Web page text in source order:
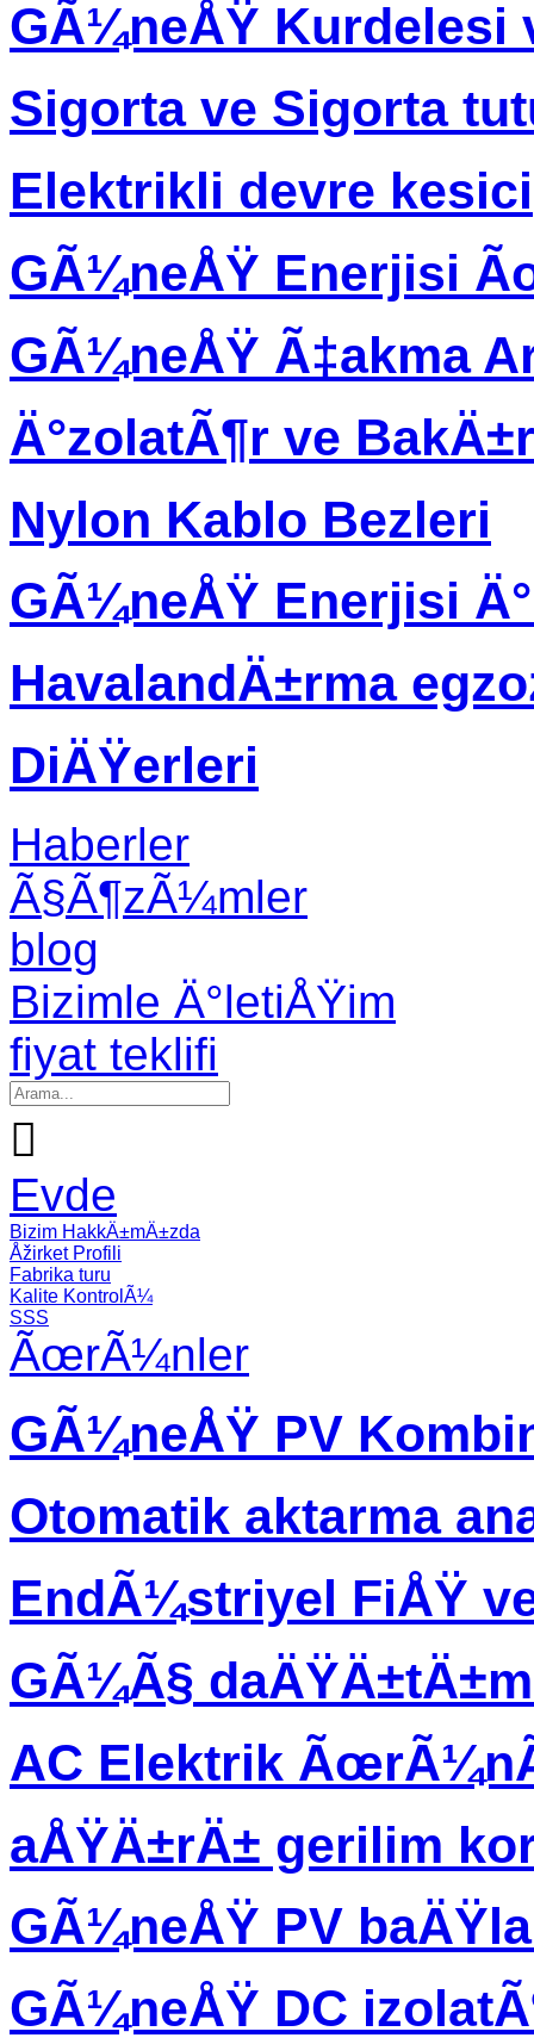
GÃ¼neÅŸ Kurdelesi
Sigorta ve Sigorta
Elektrikli devre kesici
GÃ¼neÅŸ Enerjisi
GÃ¼neÅŸ Ã‡akma
Ä°zolatÃ¶r ve
Nylon Kablo Bezleri
GÃ¼neÅŸ Enerjisi
HavalandÄ±rma
DiÄŸerleri
Haberler
Ã§Ã¶zÃ¼mler
blog
Bizimle Ä°letiÅŸim
fiyat teklifi

Evde
Bizim HakkÄ±mÄ±zda
Åžirket Profili
Fabrika turu
Kalite KontrolÃ¼
SSS
ÃœrÃ¼nler
GÃ¼neÅŸ PV
Otomatik aktarma
EndÃ¼striyel FiÅŸ
GÃ¼Ã§
AC Elektrik
aÅŸÄ±rÄ± gerilim
GÃ¼neÅŸ PV
GÃ¼neÅŸ DC